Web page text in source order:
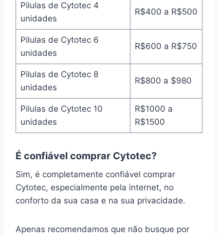
Pilulas de Cytotec 4
unidades
R$400 a R$500
Pilulas de Cytotec 6
unidades
R$600 a R$750
Pilulas de Cytotec 8
unidades
R$800 a $980
Pilulas de Cytotec 10
unidades
R$1000 a
R$1500
É confiável comprar Cytotec?
Sim, é completamente confiável comprar
Cytotec, especialmente pela internet, no
conforto da sua casa e na sua privacidade.
Apenas recomendamos que não busque por